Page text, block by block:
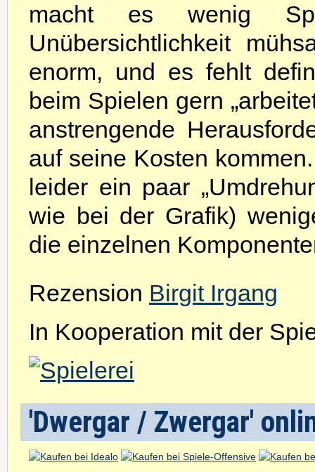
macht es wenig
Unübersichtlichkeit
enorm, und es fehlt
beim Spielen gern
anstrengende
auf seine Kosten
leider ein paar
wie bei der Grafik)
die einzelnen
Rezension Birgit Irgang
In Kooperation mit der
'Dwergar / Zwergar'